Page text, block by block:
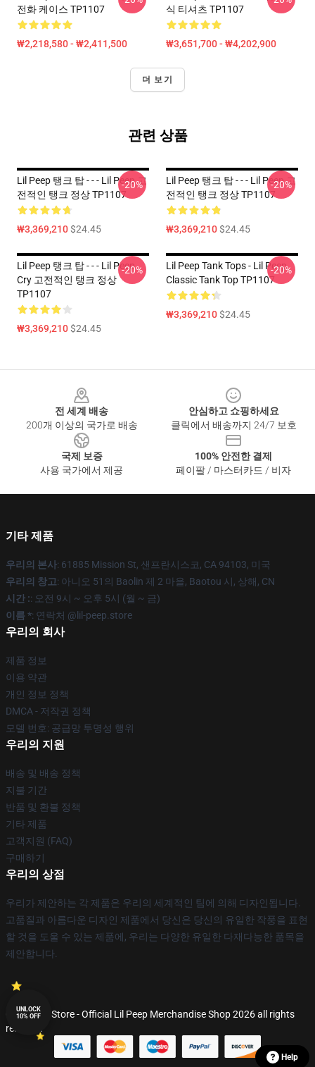
전화 케이스 TP1107
₩2,218,580 - ₩2,411,500
식 티셔츠 TP1107
₩3,651,700 - ₩4,202,900
더 보기
관련 상품
Lil Peep 탱크 탑 - - - Lil Peep 고
전적인 탱크 정상 TP1107
₩3,369,210$24.45
-20%
Lil Peep 탱크 탑 - - - Lil Peep 고
전적인 탱크 정상 TP1107
₩3,369,210$24.45
-20%
Lil Peep 탱크 탑 - - - Lil Peep
Cry 고전적인 탱크 정상
TP1107
₩3,369,210$24.45
-20%
Lil Peep Tank Tops - Lil Peep
Classic Tank Top TP1107
₩3,369,210$24.45
-20%
전 세계 배송
200개 이상의 국가로 배송
안심하고 쇼핑하세요
클릭에서 배송까지 24/7 보호
국제 보증
사용 국가에서 제공
100% 안전한 결제
페이팔 / 마스터카드 / 비자
기타 제품
우리의 본사: 61885 Mission St, 샌프란시스코, CA 94103, 미국
우리의 창고: 아니오 51의 Baolin 제 2 마을, Baotou 시, 상해, CN
시간 :: 오전 9시 ~ 오후 5시 (월 ~ 금)
이름 *: 연락처 @lil-peep.store
우리의 회사
제품 정보
이용 약관
개인 정보 정책
DMCA - 저작권 정책
모델 번호: 공급망 투명성 행위
우리의 지원
배송 및 배송 정책
지불 기간
반품 및 환불 정책
기타 제품
고객지원 (FAQ)
구매하기
우리의 상점
우리가 제안하는 각 제품은 우리의 세계적인 팀에 의해 디자인됩니다.
고품질과 아름다운 디자인 제품에서 당신은 당신의 유일한 작풍을 표현
할 것을 도울 수 있는 제품에, 우리는 다양한 유일한 다재다능한 품목을
제안합니다.
© Lil Peep Store - Official Lil Peep Merchandise Shop 2026 all rights
reserved
UNLOCK
10% OFF
Help